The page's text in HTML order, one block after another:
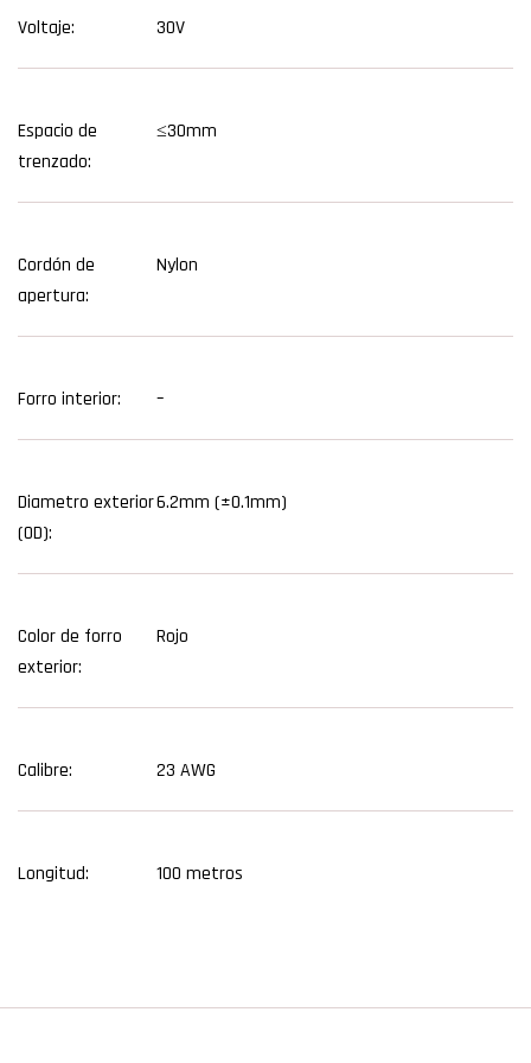
Voltaje: 30V
Espacio de
trenzado:
≤30mm
Cordón de
apertura:
Nylon
Forro interior: –
Diametro exterior
(OD):
6.2mm (±0.1mm)
Color de forro
exterior:
Rojo
Calibre: 23 AWG
Longitud: 100 metros